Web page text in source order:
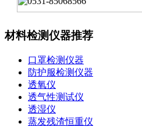
材料检测仪器推荐
口罩检测仪器
防护服检测仪器
透氧仪
透气性测试仪
透湿仪
蒸发残渣恒重仪